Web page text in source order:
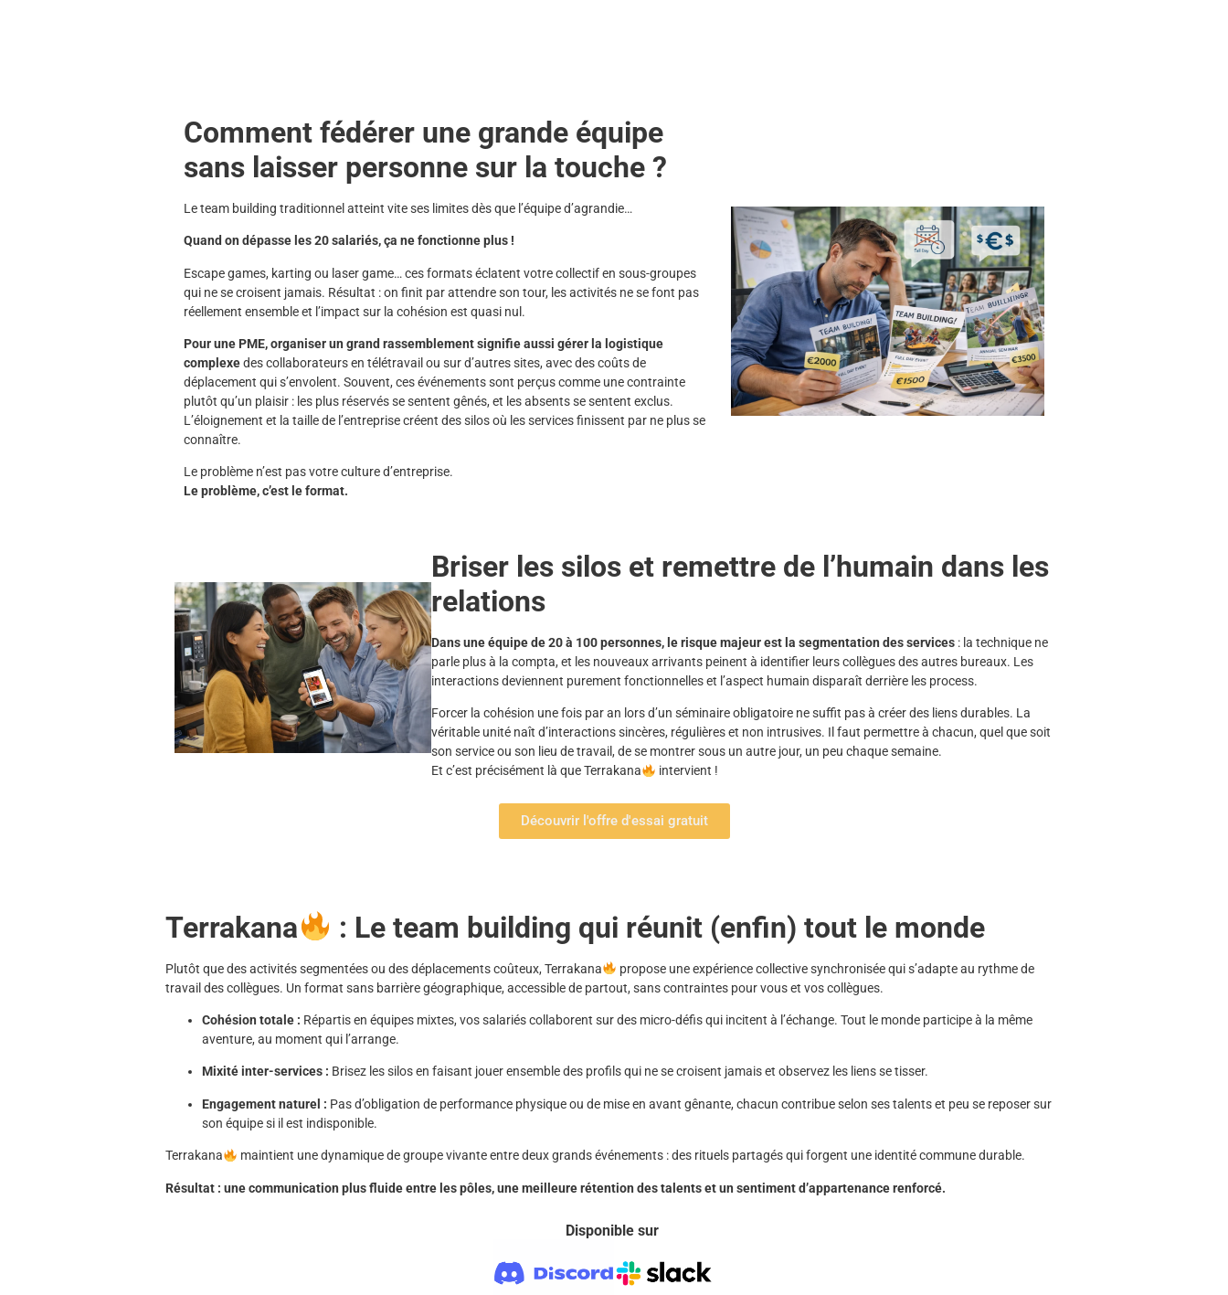
Comment fédérer une grande équipe
sans laisser personne sur la touche ?
Le team building traditionnel atteint vite ses limites dès que l’équipe d’agrandie…
Quand on dépasse les 20 salariés, ça ne fonctionne plus !
Escape games, karting ou laser game… ces formats éclatent votre collectif en sous-groupes
qui ne se croisent jamais. Résultat : on finit par attendre son tour, les activités ne se font pas
réellement ensemble et l’impact sur la cohésion est quasi nul.
Pour une PME, organiser un grand rassemblement signifie aussi gérer la logistique
complexedes collaborateurs en télétravail ou sur d’autres sites, avec des coûts de
déplacement qui s’envolent. Souvent, ces événements sont perçus comme une contrainte
plutôt qu’un plaisir : les plus réservés se sentent gênés, et les absents se sentent exclus.
L’éloignement et la taille de l’entreprise créent des silos où les services finissent par ne plus se
connaître.
Le problème n’est pas votre culture d’entreprise.
Le problème, c’est le format.
Briser les silos et remettre de l’humain dans les
relations
Dans une équipe de 20 à 100 personnes, le risque majeur est la segmentation des services : la technique ne
parle plus à la compta, et les nouveaux arrivants peinent à identifier leurs collègues des autres bureaux. Les
interactions deviennent purement fonctionnelles et l’aspect humain disparaît derrière les process.
Forcer la cohésion une fois par an lors d’un séminaire obligatoire ne suffit pas à créer des liens durables. La
véritable unité naît d’interactions sincères, régulières et non intrusives. Il faut permettre à chacun, quel que soit
son service ou son lieu de travail, de se montrer sous un autre jour, un peu chaque semaine.
Et c’est précisément là que Terrakana
intervient !
Découvrir l'offre d'essai gratuit
Terrakana : Le team building qui réunit (enfin) tout le monde
Plutôt que des activités segmentées ou des déplacements coûteux, Terrakana
propose une expérience collective synchronisée qui s’adapte au rythme de
travail des collègues. Un format sans barrière géographique, accessible de partout, sans contraintes pour vous et vos collègues.
Cohésion totale : Répartis en équipes mixtes, vos salariés collaborent sur des micro-défis qui incitent à l’échange. Tout le monde participe à la même
aventure, au moment qui l’arrange.
Mixité inter-services : Brisez les silos en faisant jouer ensemble des profils qui ne se croisent jamais et observez les liens se tisser.
Engagement naturel : Pas d’obligation de performance physique ou de mise en avant gênante, chacun contribue selon ses talents et peu se reposer sur
son équipe si il est indisponible.
Terrakana maintient une dynamique de groupe vivante entre deux grands événements : des rituels partagés qui forgent une identité commune durable.
Résultat : une communication plus fluide entre les pôles, une meilleure rétention des talents et un sentiment d’appartenance renforcé.
Disponible sur